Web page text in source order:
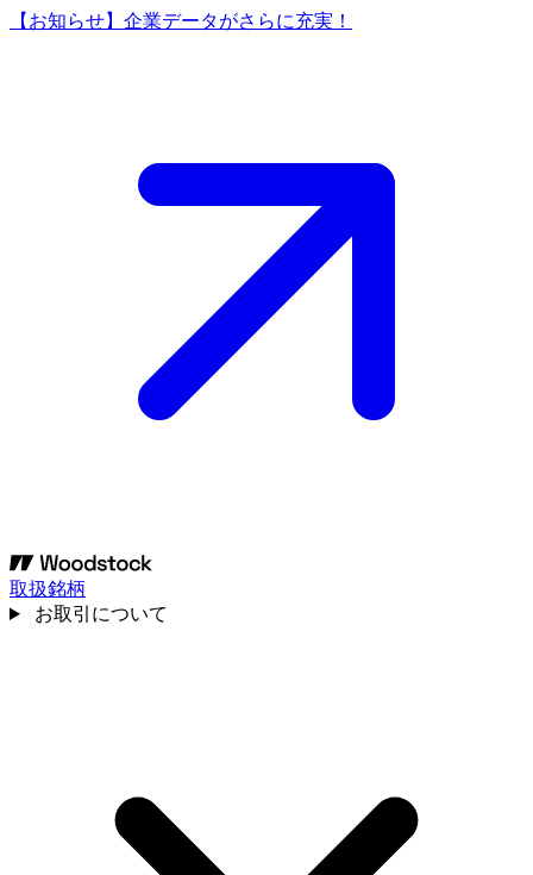
【お知らせ】企業データがさらに充実！
取扱銘柄
お取引について